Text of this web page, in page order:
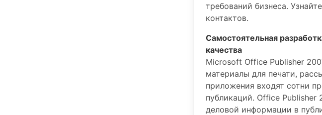
требований бизнеса.
контактов.
Самостоятельная
качества
Microsoft Office Publisher
материалы для печати,
приложения входят сотни
публикаций. Office Publisher
деловой информации в